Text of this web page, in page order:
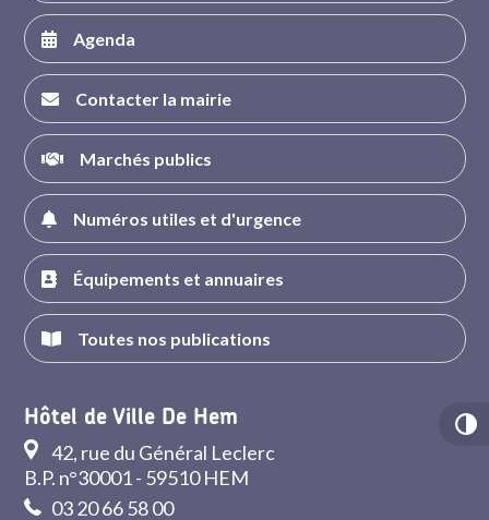
Agenda
Contacter la mairie
Marchés publics
Numéros utiles et d'urgence
Équipements et annuaires
Toutes nos publications
Hôtel de Ville De Hem
42, rue du Général Leclerc
B.P. n°30001 - 59510 HEM
03 20 66 58 00